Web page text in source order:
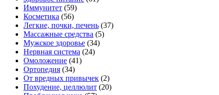
Иммунитет (59)
Косметика (56)
Легкие, почки, печень (37)
Массажные средства (5)
Мужское здоровье (34)
Нервная система (24)
Омоложение (41)
Ортопедия (34)
От вредных привычек (2)
Похудение, целлюлит (20)